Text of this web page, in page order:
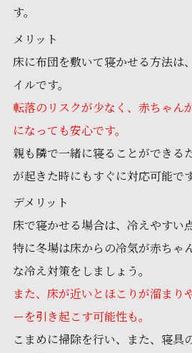
す。
メリット
床に布団を敷いて寝かせる方法は
イルです。
転落のリスクが少なく、赤ちゃん
になっても安心です。
親も隣で一緒に寝ることができる
が起きた時にもすぐに対応可能です
デメリット
床で寝かせる場合は、冷えやすい
特に冬場は床からの冷気が赤ちゃ
な冷え対策をしましょう。
また、床が近いとほこりが溜まり
ーを引き起こす可能性も。
こまめに掃除を行い、また、寝具